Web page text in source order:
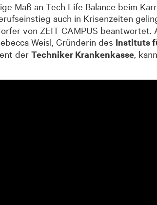
Maß an Tech Life Balance beim
auch in Krisenzeiten
von ZEIT CAMPUS
Weisl, Gründerin des Instituts
der Techniker Krankenkasse,